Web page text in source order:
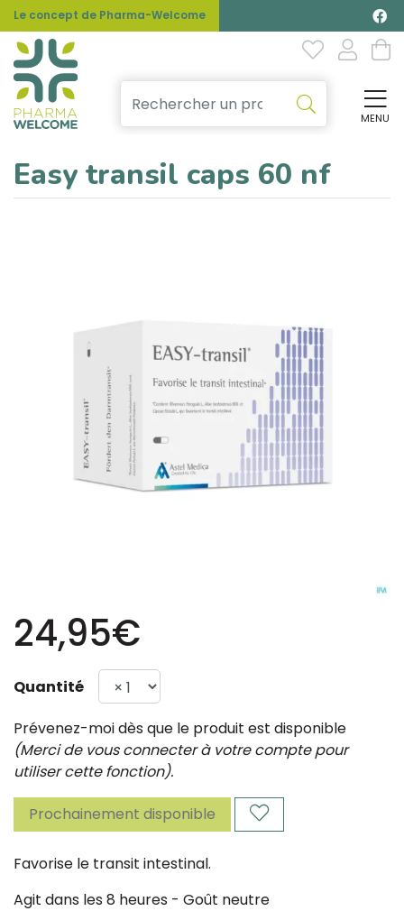
Le concept de Pharma-Welcome
MENU
Easy transil caps 60 nf
24,95€
Quantité
Prévenez-moi dès que le produit est disponible
(Merci de vous connecter à votre compte pour
utiliser cette fonction).
Prochainement disponible
Favorise le transit intestinal.
Agit dans les 8 heures - Goût neutre